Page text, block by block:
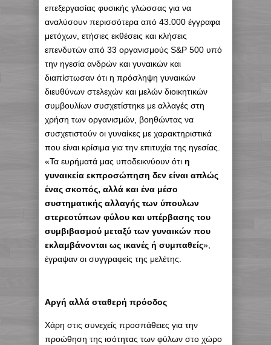
επεξεργασίας φυσικής γλώσσας για να
αναλύσουν περισσότερα από 43.000 έγγραφα
μετόχων, ετήσιες εκθέσεις και κλήσεις
επενδυτών από 33 οργανισμούς S&P 500 υπό
την ηγεσία ανδρών και γυναικών και
διαπίστωσαν ότι η πρόσληψη γυναικών
διευθύνων στελεχών και μελών διοικητικών
συμβουλίων συσχετίστηκε με αλλαγές στη
χρήση των οργανισμών, βοηθώντας να
συσχετιστούν οι γυναίκες με χαρακτηριστικά
που είναι κρίσιμα για την επιτυχία της ηγεσίας.
«Τα ευρήματά μας υποδεικνύουν ότι η
γυναικεία εκπροσώπηση δεν είναι απλώς
ένας σκοπός, αλλά και ένα μέσο
συστηματικής αλλαγής των ύπουλων
στερεοτύπων φύλου και υπέρβασης του
συμβιβασμού μεταξύ των γυναικών που
εκλαμβάνονται ως ικανές ή συμπαθείς»,
έγραψαν οι συγγραφείς της μελέτης.
Αργή αλλά σταθερή πρόοδος
Χάρη στις συνεχείς προσπάθειες για την
προώθηση της ισότητας των φύλων στο χώρο